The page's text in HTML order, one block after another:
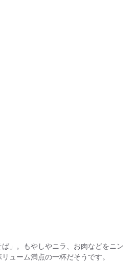
」。もやしやニラ、お肉などをニン
ューム満点の一杯だそうです。